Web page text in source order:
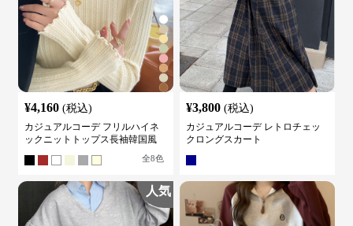
¥4,160 (税込)
カジュアルコーデ フリルハイネ
ックニットトップス長袖韓国風
全8色
¥3,800 (税込)
カジュアルコーデ レトロチェッ
クロングスカート
人気